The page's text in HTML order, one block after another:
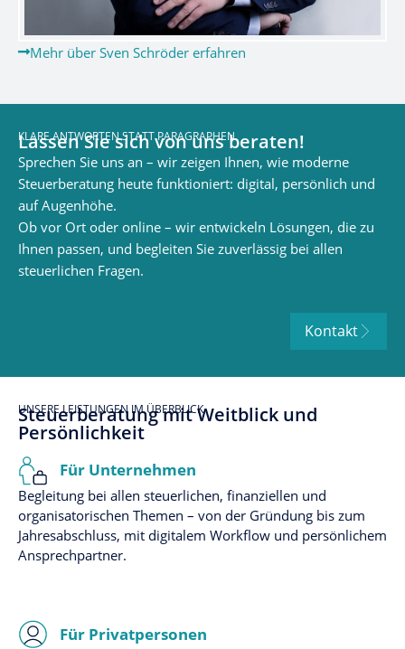
Mehr über Sven Schröder erfahren
KLARE ANTWORTEN STATT PARAGRAPHEN
Lassen Sie sich von uns beraten!
Sprechen Sie uns an – wir zeigen Ihnen, wie moderne
Steuerberatung heute funktioniert: digital, persönlich und
auf Augenhöhe.
Ob vor Ort oder online – wir entwickeln Lösungen, die zu
Ihnen passen, und begleiten Sie zuverlässig bei allen
steuerlichen Fragen.
Kontakt
UNSERE LEISTUNGEN IM ÜBERBLICK
Steuerberatung mit Weitblick und
Persönlichkeit
Für Unternehmen
Begleitung bei allen steuerlichen, finanziellen und
organisatorischen Themen – von der Gründung bis zum
Jahresabschluss, mit digitalem Workflow und persönlichem
Ansprechpartner.
Für Privatpersonen